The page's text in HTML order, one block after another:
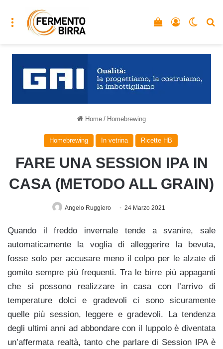
Menu Accedi
Vedi il carrello
Home / Homebrewing
Homebrewing In vetrina Ricette HB
FARE UNA SESSION IPA IN
CASA (METODO ALL GRAIN)
Angelo Ruggiero 24 Marzo 2021
Quando il freddo invernale tende a svanire, sale
automaticamente la voglia di alleggerire la bevuta,
fosse solo per accusare meno il colpo per le alzate di
gomito sempre più frequenti. Tra le birre più appaganti
che si possono realizzare in casa con l’arrivo di
temperature dolci e gradevoli ci sono sicuramente
quelle più session, leggere e gradevoli. La tendenza
degli ultimi anni ad abbondare con il luppolo è diventata
un’affermata realtà, tanto che parlare di Session IPA è